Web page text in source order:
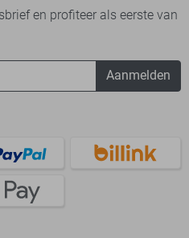
en profiteer als eerste van
Aanmelden